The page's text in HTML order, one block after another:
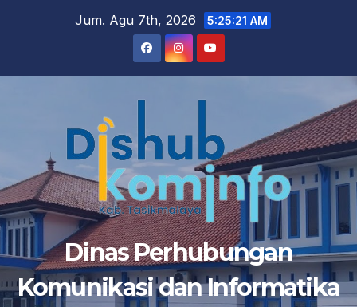
Jum. Agu 7th, 2026 5:25:21 AM
Dinas Perhubungan
Komunikasi dan Informatika